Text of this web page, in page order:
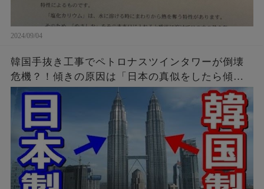
2024/09/04
韓国手抜き工事でペトロナスツインタワーが倒壊
危機？！傾きの原因は「日本の真似をしたら傾い
たニダ！」